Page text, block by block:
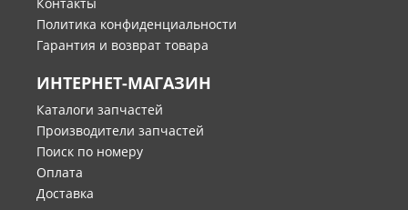
Политика конфиденциальности
Гарантия и возврат товара
ИНТЕРНЕТ-МАГАЗИН
Каталоги запчастей
Производители запчастей
Поиск по номеру
Оплата
Доставка